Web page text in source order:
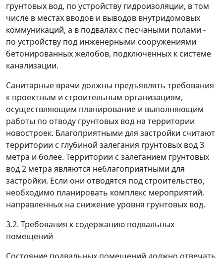
грунтовых вод, по устройству гидроизоляции, в том
числе в местах вводов и выводов внутридомовых
коммуникаций, а в подвалах с песчаными полами -
по устройству под инженерными сооружениями
бетонированных желобов, подключенных к системе
канализации.
Санитарные врачи должны предъявлять требования
к проектным и строительным организациям,
осуществляющим планирование и выполняющим
работы по отводу грунтовых вод на территории
новостроек. Благоприятными для застройки считают
территории с глубиной залегания грунтовых вод 3
метра и более. Территории с залеганием грунтовых
вод 2 метра являются неблагоприятными для
застройки. Если они отводятся под строительство,
необходимо планировать комплекс мероприятий,
направленных на снижение уровня грунтовых вод.
3.2. Требования к содержанию подвальных
помещений